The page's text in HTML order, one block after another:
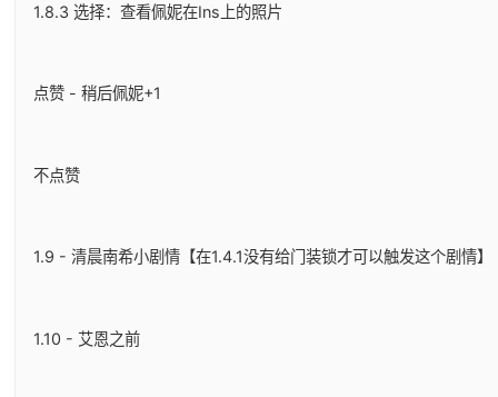
1.8.3 选择：查看佩妮在Ins上的照片
点赞 - 稍后佩妮+1
不点赞
1.9 - 清晨南希小剧情【在1.4.1没有给门装锁才可以触发这个剧情】
1.10 - 艾恩之前